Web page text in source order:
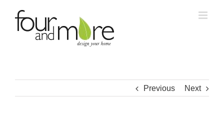
content
Previous Next